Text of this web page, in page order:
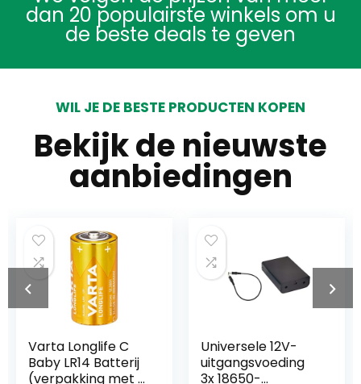
dan 20 populairste winkels om u
de beste deals te geven
WIL JE DE BESTE PRODUCTEN KOPEN
Bekijk de nieuwste
aanbiedingen
Varta Longlife C
Baby LR14 Batterij
(verpakking met 6
Universele 12V-
uitgangsvoeding
3x 18650-